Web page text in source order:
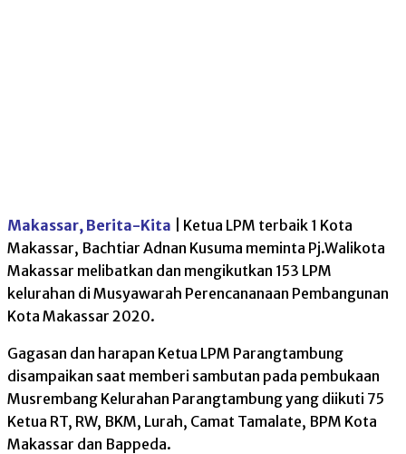
Makassar, Berita-Kita
| Ketua LPM terbaik 1 Kota
Makassar, Bachtiar Adnan Kusuma meminta Pj.Walikota
Makassar melibatkan dan mengikutkan 153 LPM
kelurahan di Musyawarah Perencananaan Pembangunan
Kota Makassar 2020.
Gagasan dan harapan Ketua LPM Parangtambung
disampaikan saat memberi sambutan pada pembukaan
Musrembang Kelurahan Parangtambung yang diikuti 75
Ketua RT, RW, BKM, Lurah, Camat Tamalate, BPM Kota
Makassar dan Bappeda.